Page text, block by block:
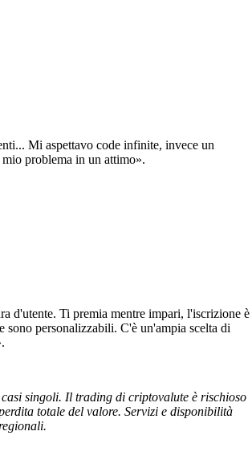
Mi aspettavo code infinite, invece un
problema in un attimo».
d'utente. Ti premia mentre impari, l'iscrizione è
sono personalizzabili. C'è un'ampia scelta di
casi singoli. Il trading di criptovalute è rischioso
totale del valore. Servizi e disponibilità